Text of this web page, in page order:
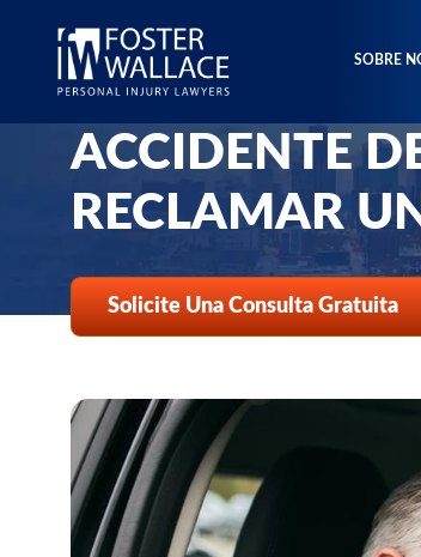
SOBRE
Preguntas Frecuentes
¿CUÁNTO
ACCIDENTE
RECLAMAR
Solicite Una Consulta Gratuita